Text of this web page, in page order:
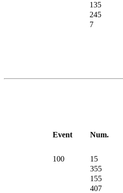
135
245
7
Event Num.
100 15
355
155
407